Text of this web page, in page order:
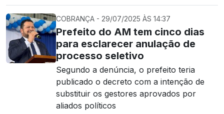
COBRANÇA - 29/07/2025 ÀS 14:37
Prefeito do AM tem cinco dias
para esclarecer anulação de
processo seletivo
Segundo a denúncia, o prefeito teria
publicado o decreto com a intenção de
substituir os gestores aprovados por
aliados políticos